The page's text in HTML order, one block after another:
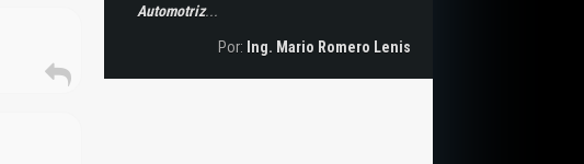
Automotriz...
Por: Ing. Mario Romero Lenis